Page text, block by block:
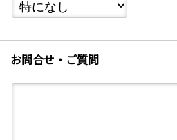
お問合せ・ご質問